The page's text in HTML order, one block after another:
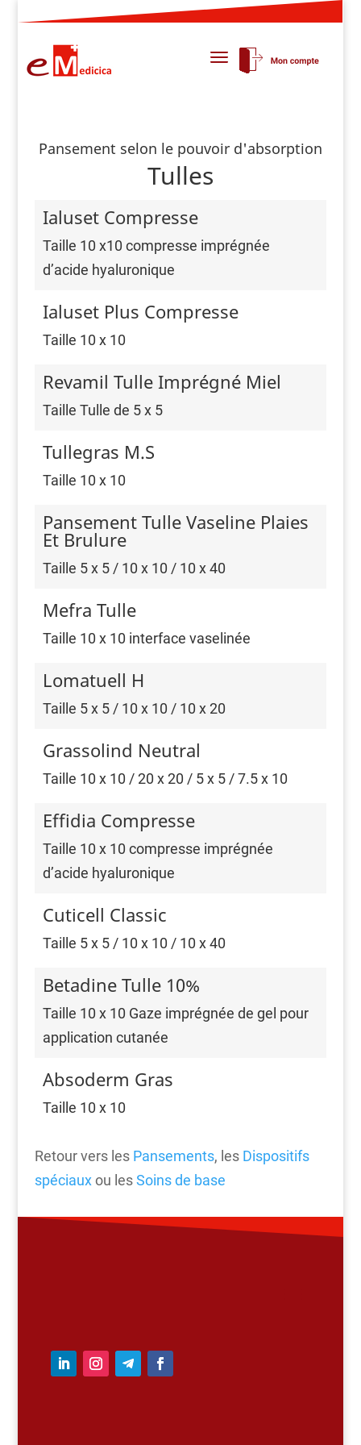
Pansement selon le pouvoir d'absorption
Tulles
Ialuset Compresse
Taille 10 x10 compresse imprégnée
d’acide hyaluronique
Ialuset Plus Compresse
Taille 10 x 10
Revamil Tulle Imprégné Miel
Taille Tulle de 5 x 5
Tullegras M.S
Taille 10 x 10
Pansement Tulle Vaseline Plaies
Et Brulure
Taille 5 x 5 / 10 x 10 / 10 x 40
Mefra Tulle
Taille 10 x 10 interface vaselinée
Lomatuell H
Taille 5 x 5 / 10 x 10 / 10 x 20
Grassolind Neutral
Taille 10 x 10 / 20 x 20 / 5 x 5 / 7.5 x 10
Effidia Compresse
Taille 10 x 10 compresse imprégnée
d’acide hyaluronique
Cuticell Classic
Taille 5 x 5 / 10 x 10 / 10 x 40
Betadine Tulle 10%
Taille 10 x 10 Gaze imprégnée de gel pour
application cutanée
Absoderm Gras
Taille 10 x 10
Retour vers les Pansements, les Dispositifs
spéciauxou lesSoins de base